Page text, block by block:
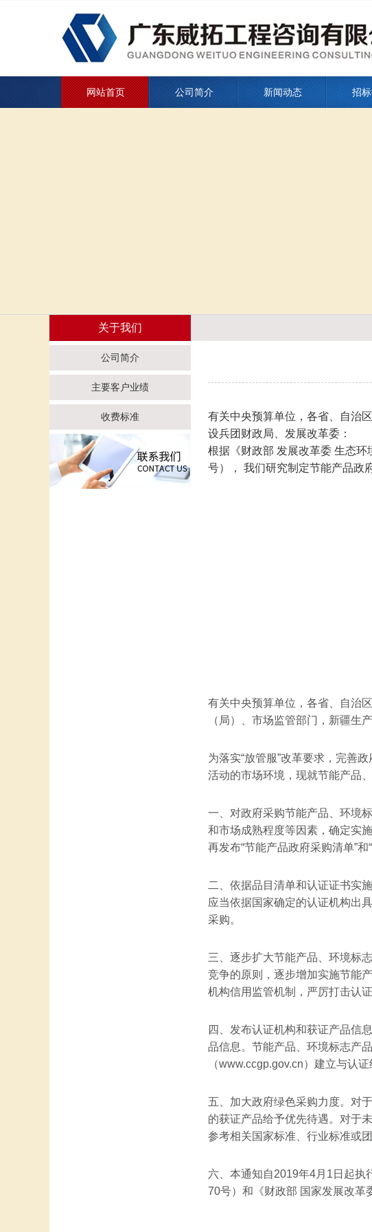
网站首页 公司简介 新闻动态 招
关于我们
公司简介
主要客户业绩
收费标准
有关中央预算单位，各省、自治
设兵团财政局、发展改革委：
根据《财政部 发展改革委 生态
号）， 我们研究制定节能产品政
有关中央预算单位，各省、自治
（局）、市场监管部门，新疆生
为落实“放管服”改革要求，完善
活动的市场环境，现就节能产品
一、对政府采购节能产品、环境
和市场成熟程度等因素，确定实
再发布“节能产品政府采购清单”和
二、依据品目清单和认证证书实
应当依据国家确定的认证机构出
采购。
三、逐步扩大节能产品、环境标
竞争的原则，逐步增加实施节能
机构信用监管机制，严厉打击认证
四、发布认证机构和获证产品信
品信息。节能产品、环境标志产
（www.ccgp.gov.cn）建立与认
五、加大政府绿色采购力度。对
的获证产品给予优先待遇。对于
参考相关国家标准、行业标准或
六、本通知自2019年4月1日起执
70号）和《财政部 国家发展改革